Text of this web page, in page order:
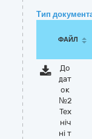
Тип
ФАЙЛ
До
дат
ок
№2
Тех
ніч
ні т